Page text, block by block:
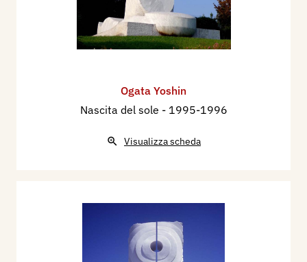
Ogata Yoshin
Nascita del sole - 1995-1996
Visualizza scheda